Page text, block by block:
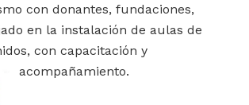
con donantes, fundaciones,
en la instalación de aulas de
con capacitación y
acompañamiento.